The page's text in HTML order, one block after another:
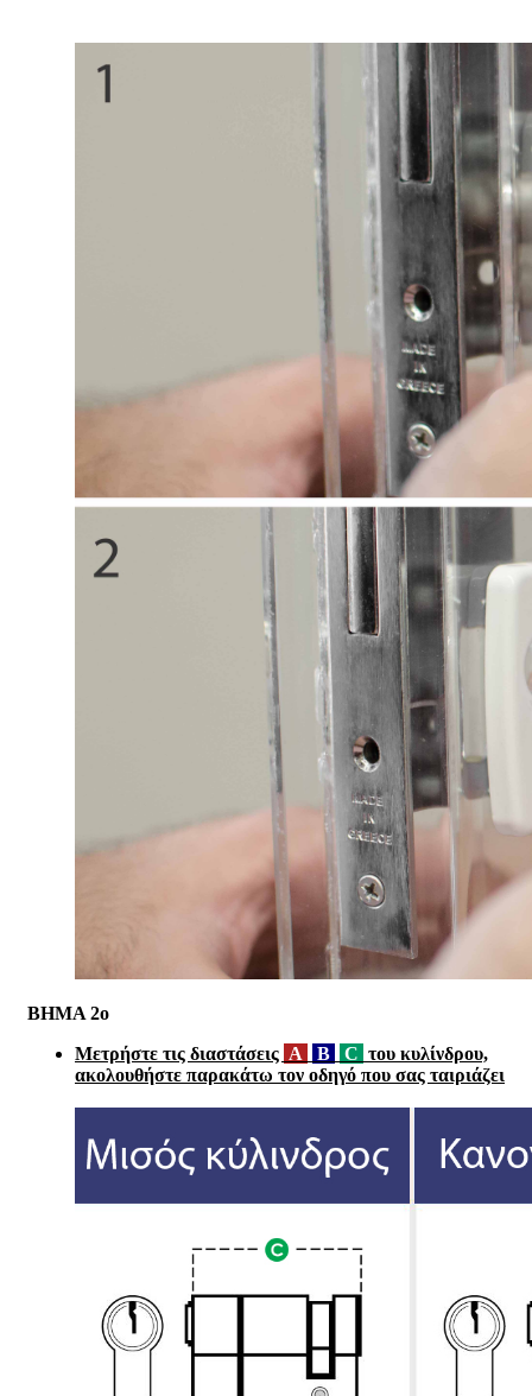
ΒΗΜΑ 2ο
Μετρήστε τις διαστάσεις A B C του κυλίνδρου,
ακολουθήστε παρακάτω τον οδηγό που σας ταιριάζει